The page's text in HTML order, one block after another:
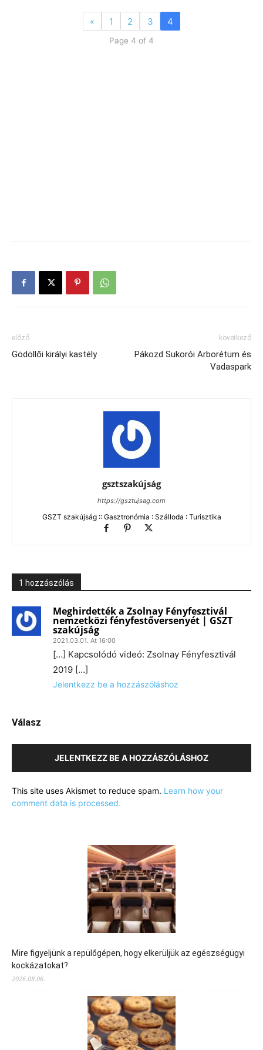
« 1 2 3 4
Page 4 of 4
előző
Gödöllői királyi kastély
következő
Pákozd Sukorói Arborétum és
Vadaspark
gsztszakújság
https://gsztujsag.com
GSZT szakújság :: Gasztronómia : Szálloda : Turisztika
1 hozzászólás
Meghirdették a Zsolnay Fényfesztivál
nemzetközi fényfestőversenyét | GSZT
szakújság
2021.03.01. At 16:00
[…] Kapcsolódó videó: Zsolnay Fényfesztivál
2019 […]
Jelentkezz be a hozzászóláshoz
Válasz
JELENTKEZZ BE A HOZZÁSZÓLÁSHOZ
This site uses Akismet to reduce spam. Learn how your
comment data is processed.
Mire figyeljünk a repülőgépen, hogy elkerüljük az egészségügyi
kockázatokat?
2026.08.06.